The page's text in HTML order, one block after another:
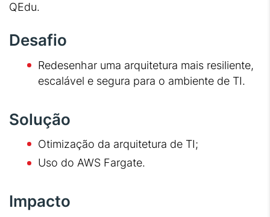
QEdu.
Desafio
Redesenhar uma arquitetura mais resiliente,
escalável e segura para o ambiente de TI.
Solução
Otimização da arquitetura de TI;
Uso do AWS Fargate.
Impacto